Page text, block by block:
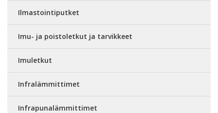
Ilmastointiputket
Imu- ja poistoletkut ja tarvikkeet
Imuletkut
Infralämmittimet
Infrapunalämmittimet